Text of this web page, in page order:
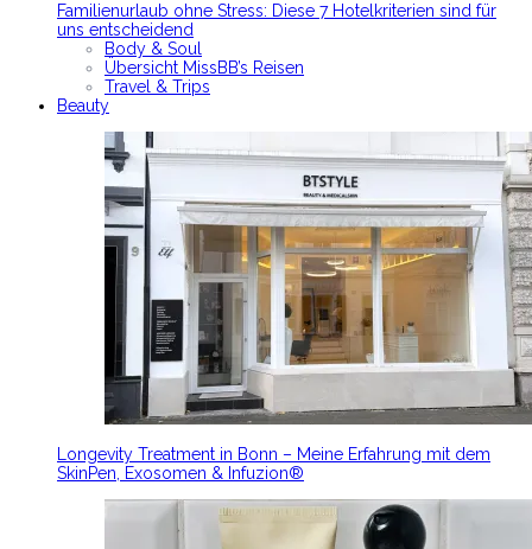
Familienurlaub ohne Stress: Diese 7 Hotelkriterien sind für
uns entscheidend
Body & Soul
Übersicht MissBB’s Reisen
Travel & Trips
Beauty
Longevity Treatment in Bonn – Meine Erfahrung mit dem
SkinPen, Exosomen & Infuzion®